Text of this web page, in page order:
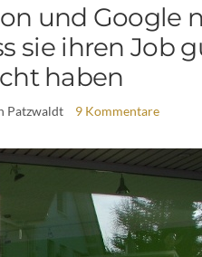
und Google
sie ihren Job
haben
Patzwaldt 9 Kommentare